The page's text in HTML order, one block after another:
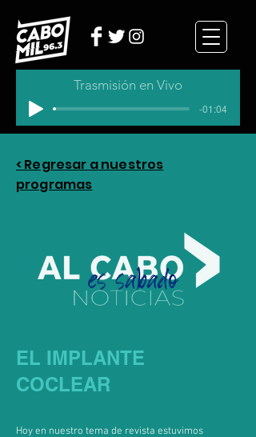
Trasmisión en Vivo
-01:04
< Regresar a nuestros
programas
EL IMPLANTE
COCLEAR
Hoy en nuestro tema de revista estuvimos